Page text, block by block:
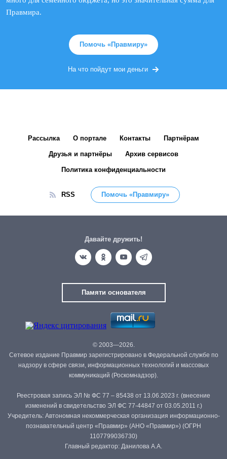
Правмира.
Помочь «Правмиру»
На что пойдут мои деньги
Рассылка О портале Контакты Партнёрам
Друзья и партнёры Архив сервисов
Политика конфиденциальности
RSS Помочь «Правмиру»
Давайте дружить!
Памяти основателя
© 2003—2026.
Сетевое издание Правмир зарегистрировано в Федеральной службе по
надзору в сфере связи, информационных технологий и массовых
коммуникаций (Роскомнадзор).
Реестровая запись ЭЛ № ФС 77 – 85438 от 13.06.2023 г. (внесение
изменений в свидетельство ЭЛ ФС 77-44847 от 03.05.2011 г.)
Учредитель: Автономная некоммерческая организация информационно-
познавательный центр «Правмир» (АНО «Правмир») (ОГРН
1107799036730)
Главный редактор: Данилова А.А.